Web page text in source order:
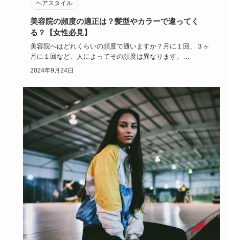
ヘアスタイル
美容院の頻度の適正は？髪型やカラーで違ってく
る？【女性必見】
美容院へはどれくらいの頻度で通いますか？月に１回、３ヶ
月に１回など、人によってその頻度は異なります。
では、実際美容院へ…
2024年9月24日